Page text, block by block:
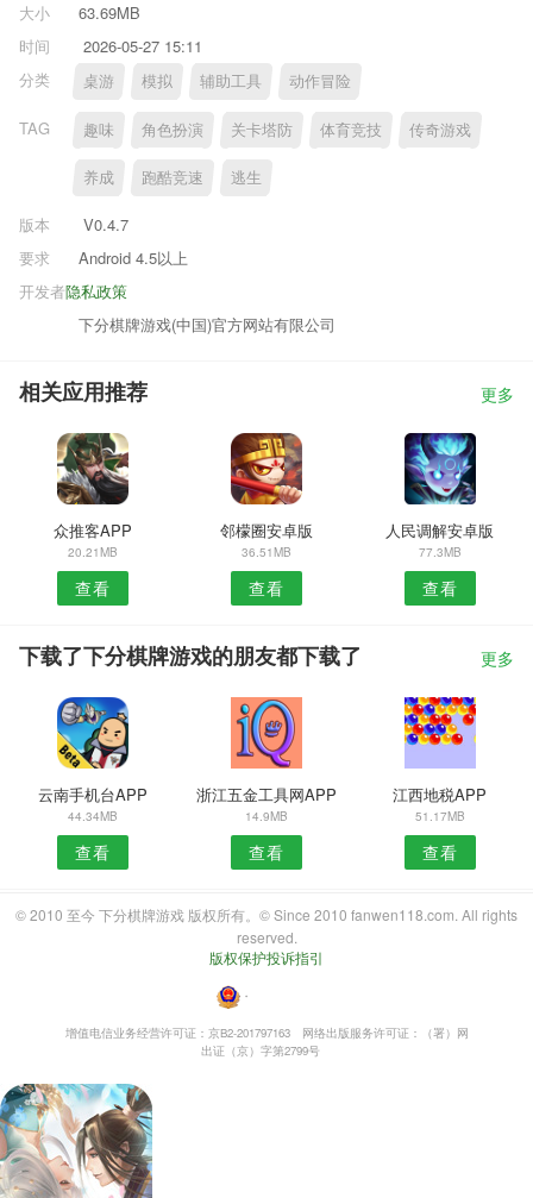
大小
63.69MB
时间
2026-05-27 15:11
分类
桌游 模拟 辅助工具 动作冒险
TAG 趣味 角色扮演 关卡塔防 体育竞技 传奇游戏
养成 跑酷竞速 逃生
版本
V0.4.7
要求
Android 4.5以上
隐私政策
开发者
下分棋牌游戏(中国)官方网站有限公司
相关应用推荐 更多
众推客APP
20.21MB
查看
邻檬圈安卓版
36.51MB
查看
人民调解安卓版
77.3MB
查看
下载了下分棋牌游戏的朋友都下载了 更多
云南手机台APP
44.34MB
查看
浙江五金工具网APP
14.9MB
查看
江西地税APP
51.17MB
查看
© 2010 至今 下分棋牌游戏 版权所有。© Since 2010 fanwen118.com. All rights
reserved.
版权保护投诉指引
・
增值电信业务经营许可证：京B2-201797163
网络出版服务许可证：（署）网
出证（京）字第2799号